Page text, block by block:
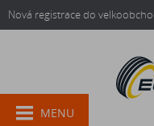
Nová registrace do
MENU